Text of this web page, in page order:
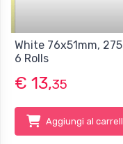
White 76x51mm,
6 Rolls
€ 13,35
Aggiungi al